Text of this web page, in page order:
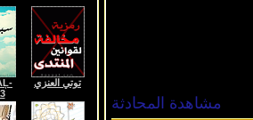
مشاهدة المحادثة
توتي العنزي